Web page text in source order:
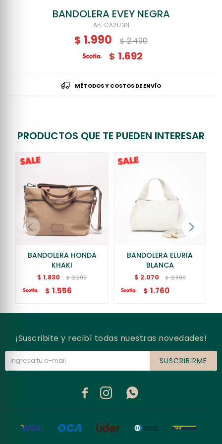
BANDOLERA EVEY NEGRA
CA2173N
$ 1.990 $ 2.490
$ 1.692
MÉTODOS Y COSTOS DE ENVÍO
PRODUCTOS QUE TE PUEDEN INTERESAR
BANDOLERA HONDA
KHAKI
$ 1.830 $ 2.290
$ 1.556
BANDOLERA ELURIA
BLANCA
$ 2.070 $ 2.590
$ 1.760
¡Suscribite y recibí todas nuestras novedades!
SUSCRIBIRME
  